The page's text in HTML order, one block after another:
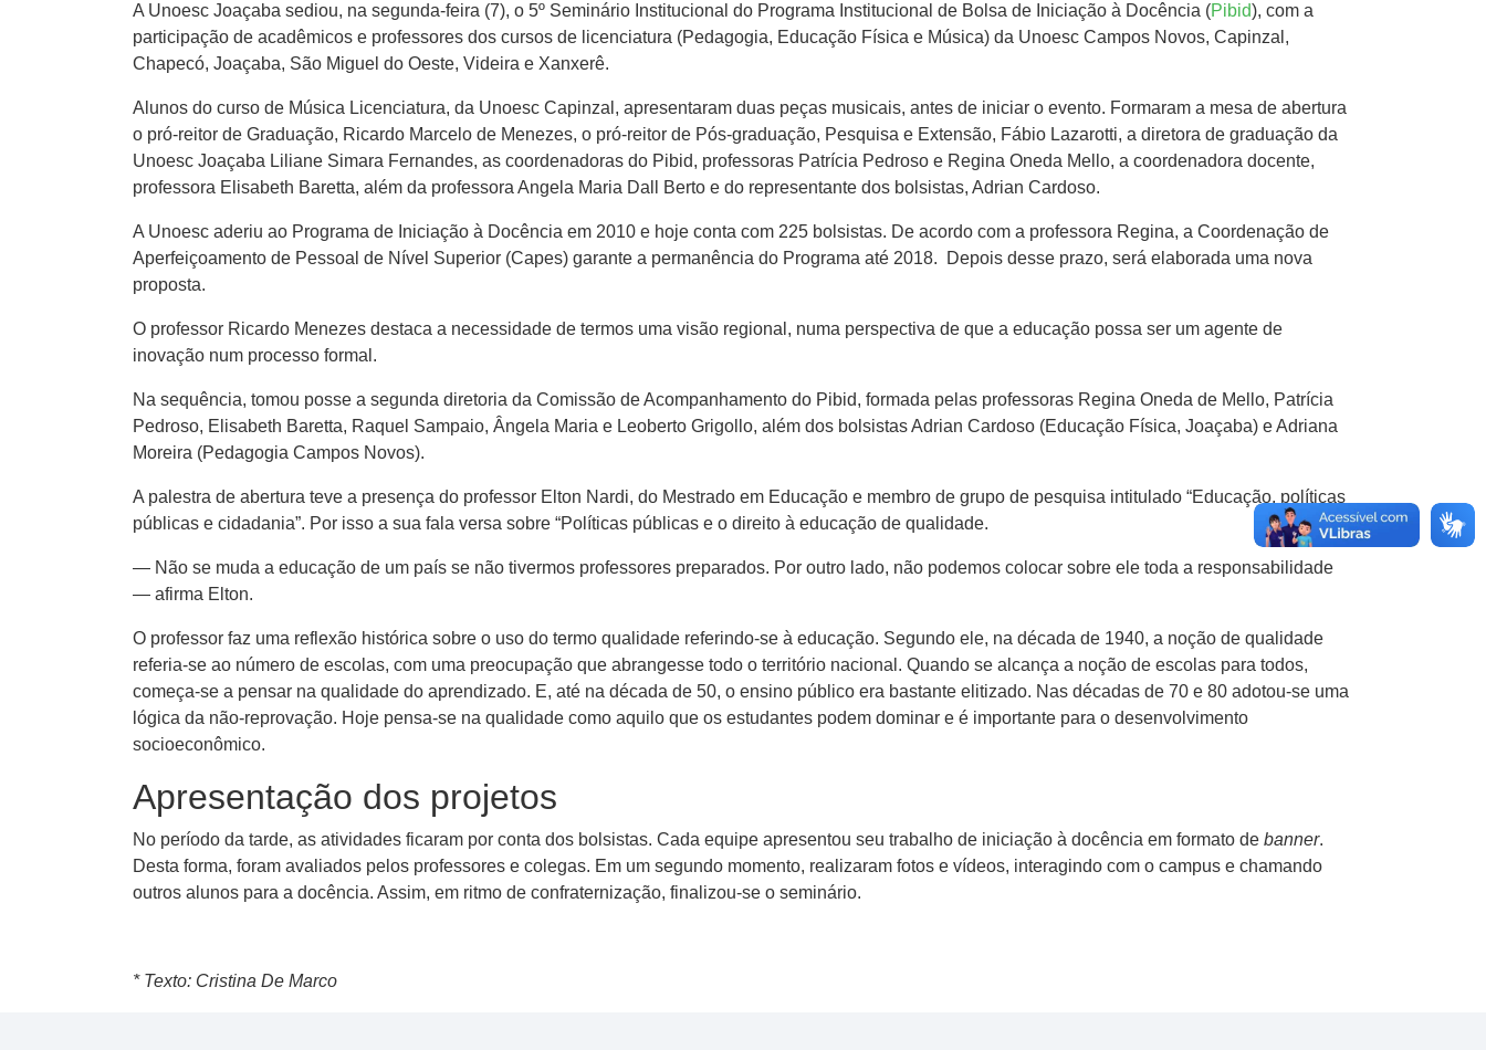
A Unoesc Joaçaba sediou, na segunda-feira (7), o 5º Seminário Institucional do Programa Institucional de Bolsa de Iniciação à Docência (Pibid), com a
participação de acadêmicos e professores dos cursos de licenciatura (Pedagogia, Educação Física e Música) da Unoesc Campos Novos, Capinzal,
Chapecó, Joaçaba, São Miguel do Oeste, Videira e Xanxerê.
Alunos do curso de Música Licenciatura, da Unoesc Capinzal, apresentaram duas peças musicais, antes de iniciar o evento. Formaram a mesa de abertura
o pró-reitor de Graduação, Ricardo Marcelo de Menezes, o pró-reitor de Pós-graduação, Pesquisa e Extensão, Fábio Lazarotti, a diretora de graduação da
Unoesc Joaçaba Liliane Simara Fernandes, as coordenadoras do Pibid, professoras Patrícia Pedroso e Regina Oneda Mello, a coordenadora docente,
professora Elisabeth Baretta, além da professora Angela Maria Dall Berto e do representante dos bolsistas, Adrian Cardoso.
A Unoesc aderiu ao Programa de Iniciação à Docência em 2010 e hoje conta com 225 bolsistas. De acordo com a professora Regina, a Coordenação de
Aperfeiçoamento de Pessoal de Nível Superior (Capes) garante a permanência do Programa até 2018. Depois desse prazo, será elaborada uma nova
proposta.
O professor Ricardo Menezes destaca a necessidade de termos uma visão regional, numa perspectiva de que a educação possa ser um agente de
inovação num processo formal.
Na sequência, tomou posse a segunda diretoria da Comissão de Acompanhamento do Pibid, formada pelas professoras Regina Oneda de Mello, Patrícia
Pedroso, Elisabeth Baretta, Raquel Sampaio, Ângela Maria e Leoberto Grigollo, além dos bolsistas Adrian Cardoso (Educação Física, Joaçaba) e Adriana
Moreira (Pedagogia Campos Novos).
A palestra de abertura teve a presença do professor Elton Nardi, do Mestrado em Educação e membro de grupo de pesquisa intitulado “Educação, políticas
públicas e cidadania”. Por isso a sua fala versa sobre “Políticas públicas e o direito à educação de qualidade.
— Não se muda a educação de um país se não tivermos professores preparados. Por outro lado, não podemos colocar sobre ele toda a responsabilidade
— afirma Elton.
O professor faz uma reflexão histórica sobre o uso do termo qualidade referindo-se à educação. Segundo ele, na década de 1940, a noção de qualidade
referia-se ao número de escolas, com uma preocupação que abrangesse todo o território nacional. Quando se alcança a noção de escolas para todos,
começa-se a pensar na qualidade do aprendizado. E, até na década de 50, o ensino público era bastante elitizado. Nas décadas de 70 e 80 adotou-se uma
lógica da não-reprovação. Hoje pensa-se na qualidade como aquilo que os estudantes podem dominar e é importante para o desenvolvimento
socioeconômico.
Apresentação dos projetos
No período da tarde, as atividades ficaram por conta dos bolsistas. Cada equipe apresentou seu trabalho de iniciação à docência em formato de banner.
Desta forma, foram avaliados pelos professores e colegas. Em um segundo momento, realizaram fotos e vídeos, interagindo com o campus e chamando
outros alunos para a docência. Assim, em ritmo de confraternização, finalizou-se o seminário.
* Texto: Cristina De Marco